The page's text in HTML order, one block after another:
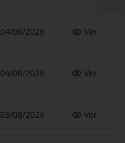
04/08/2026 Ver
04/08/2026 Ver
03/08/2026 Ver